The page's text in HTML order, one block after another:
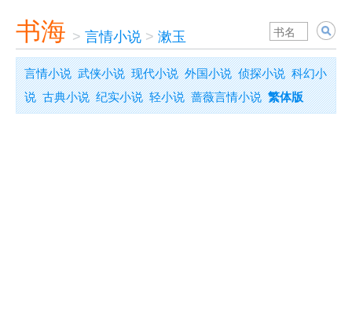
书海 > 言情小说 > 漱玉
言情小说 武侠小说 现代小说 外国小说 侦探小说 科幻小
说 古典小说 纪实小说 轻小说 蔷薇言情小说 繁体版